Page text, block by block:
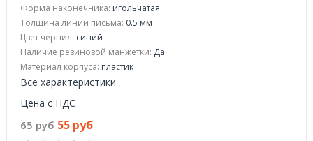
Форма наконечника: игольчатая
Толщина линии письма: 0.5 мм
Цвет чернил: синий
Наличие резиновой манжетки: Да
Материал корпуса: пластик
Все характеристики
Цена с НДС
65 руб 55 руб